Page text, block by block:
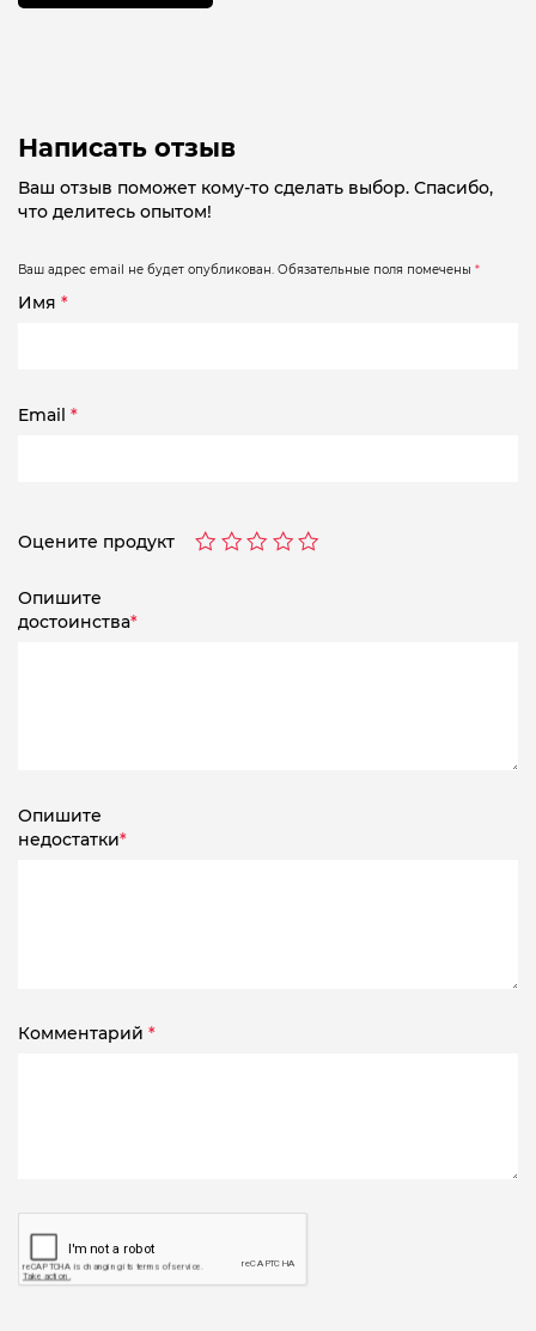
Написать отзыв
Ваш отзыв поможет кому-то сделать выбор. Спасибо,
что делитесь опытом!
Ваш адрес email не будет опубликован. Обязательные поля помечены *
Имя *
Email *
Оцените продукт
Опишите
достоинства*
Опишите
недостатки*
Комментарий *